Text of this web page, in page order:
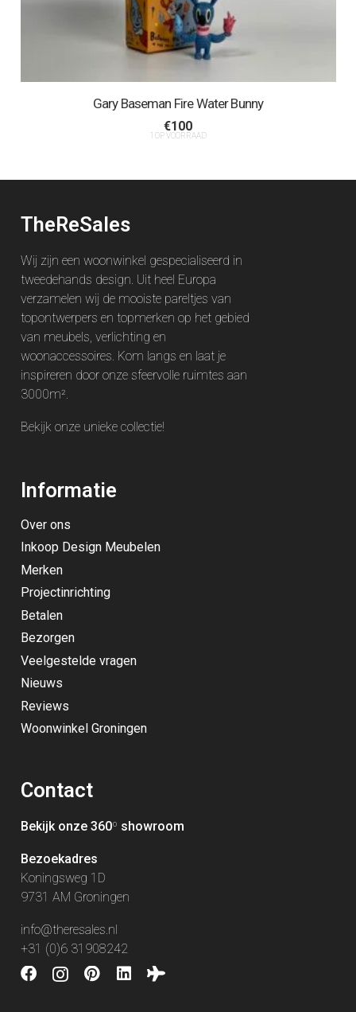
Gary Baseman Fire Water Bunny
€100
1 OP VOORRAAD
TheReSales
Wij zijn een woonwinkel gespecialiseerd in
tweedehands design. Uit heel Europa
verzamelen wij de mooiste pareltjes van
topontwerpers en topmerken op het gebied
van meubels, verlichting en
woonaccessoires. Kom langs en laat je
inspireren door onze sfeervolle ruimtes aan
3000m².
Bekijk onze unieke collectie!
Informatie
Over ons
Inkoop Design Meubelen
Merken
Projectinrichting
Betalen
Bezorgen
Veelgestelde vragen
Nieuws
Reviews
Woonwinkel Groningen
Contact
Bekijk onze 360º showroom
Bezoekadres
Koningsweg 1D
9731 AM Groningen
info@theresales.nl
+31 (0)6 31908242